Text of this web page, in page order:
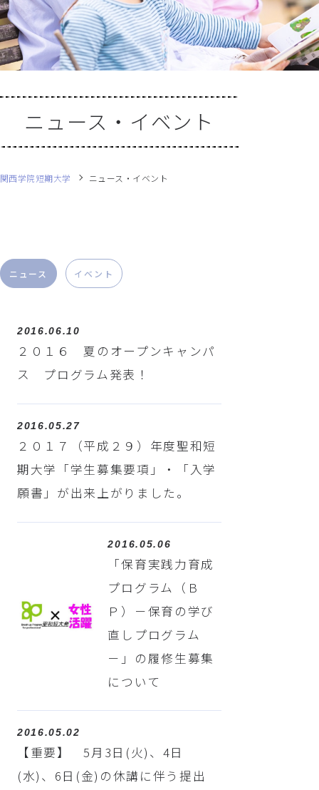
ニュース・イベント
関西学院短期大学 ニュース・イベント
ニュース イベント
2016.06.10
２０１６ 夏のオープンキャンパ
ス プログラム発表！
2016.05.27
２０１７（平成２９）年度聖和短
期大学「学生募集要項」・「入学
願書」が出来上がりました。
2016.05.06
「保育実践力育成
プログラム（Ｂ
Ｐ）－保育の学び
直しプログラム
－」の履修生募集
について
2016.05.02
【重要】 5月3日(火)、4日
(水)、6日(金)の休講に伴う提出